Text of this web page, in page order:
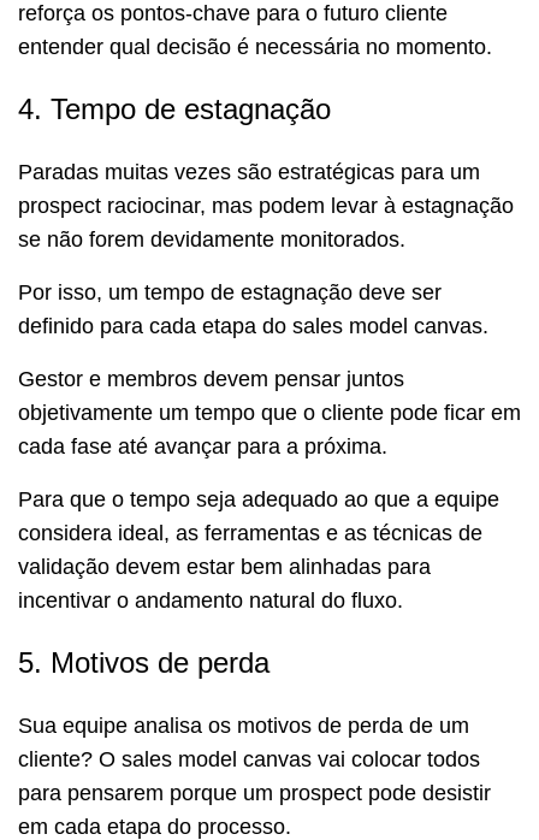
reforça os pontos-chave para o futuro cliente
entender qual decisão é necessária no momento.
4. Tempo de estagnação
Paradas muitas vezes são estratégicas para um
prospect raciocinar, mas podem levar à estagnação
se não forem devidamente monitorados.
Por isso, um tempo de estagnação deve ser
definido para cada etapa do sales model canvas.
Gestor e membros devem pensar juntos
objetivamente um tempo que o cliente pode ficar em
cada fase até avançar para a próxima.
Para que o tempo seja adequado ao que a equipe
considera ideal, as ferramentas e as técnicas de
validação devem estar bem alinhadas para
incentivar o andamento natural do fluxo.
5. Motivos de perda
Sua equipe analisa os motivos de perda de um
cliente? O sales model canvas vai colocar todos
para pensarem porque um prospect pode desistir
em cada etapa do processo.